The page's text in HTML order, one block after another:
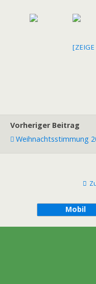
Vorheriger Beitrag
Weihnachtsstimmung
Mobil